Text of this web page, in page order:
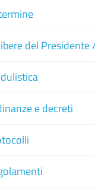
del Presidente
e decreti